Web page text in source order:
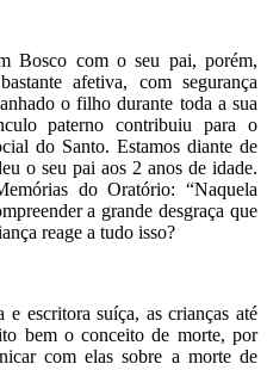
Bosco com o seu pai, porém,
afetiva, com segurança
o filho durante toda a sua
paterno contribuiu para o
do Santo. Estamos diante de
o seu pai aos 2 anos de idade.
do Oratório: “Naquela
a grande desgraça que
reage a tudo isso?
escritora suíça, as crianças até
bem o conceito de morte, por
com elas sobre a morte de